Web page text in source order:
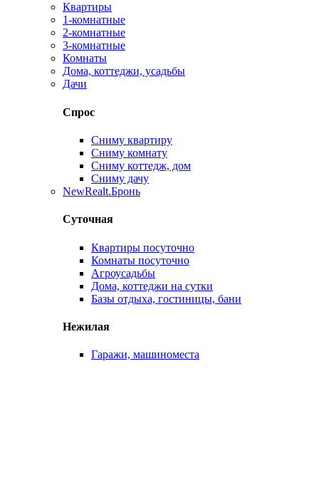
Квартиры
1-комнатные
2-комнатные
3-комнатные
Комнаты
Дома, коттеджи, усадьбы
Дачи
Спрос
Сниму квартиру
Сниму комнату
Сниму коттедж, дом
Сниму дачу
NewRealt.Бронь
Суточная
Квартиры посуточно
Комнаты посуточно
Агроусадьбы
Дома, коттеджи на сутки
Базы отдыха, гостиницы, бани
Нежилая
Гаражи, машиноместа